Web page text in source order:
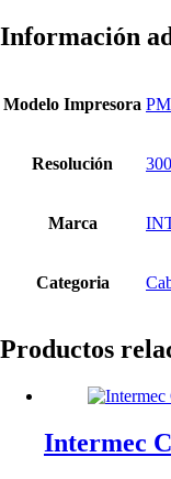
Información
Modelo Impresora
Resolución
Marca
Categoria
Productos
Intermec